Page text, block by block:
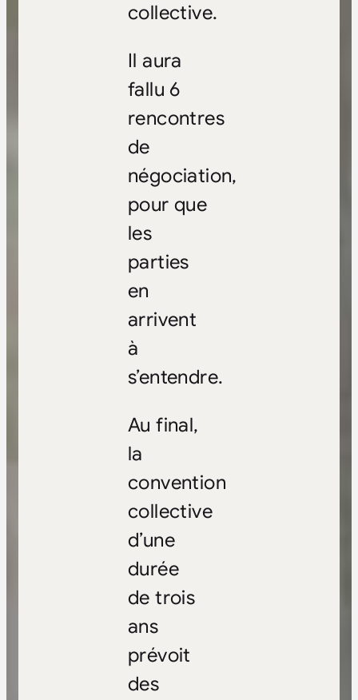
collective.
Il aura
fallu 6
rencontres
de
négociation,
pour que
les
parties
en
arrivent
à
s’entendre.
Au final,
la
convention
collective
d’une
durée
de trois
ans
prévoit
des